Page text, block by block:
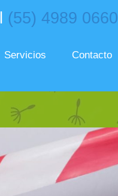
(55) 4989 0660
Servicios Contacto